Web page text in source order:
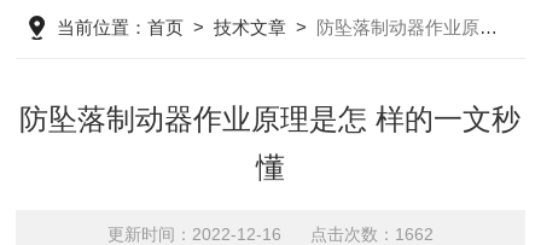
当前位置：首页 >技术文章 > 防坠落制动器作业原理是怎 样的一文秒懂
防坠落制动器作业原理是怎 样的一文秒
懂
更新时间：2022-12-16 点击次数：1662